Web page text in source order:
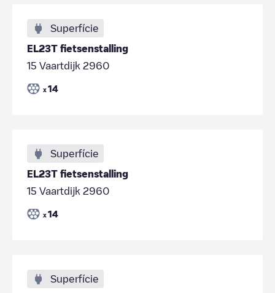
Superfície
EL23T fietsenstalling
15 Vaartdijk 2960
x 14
Superfície
EL23T fietsenstalling
15 Vaartdijk 2960
x 14
Superfície